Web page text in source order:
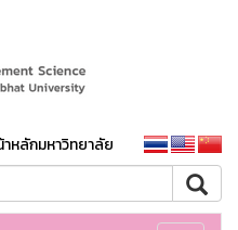
าหลักมหาวิทยาลัย